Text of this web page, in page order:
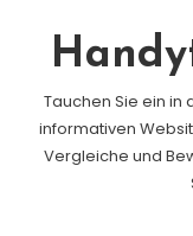
Tauchen Sie ein in
informativen
Vergleiche und